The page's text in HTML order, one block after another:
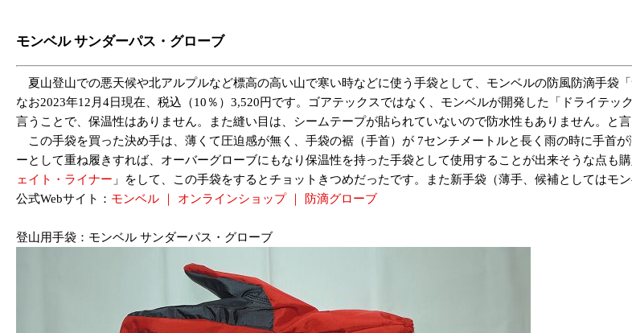
モンベル サンダーパス・グローブ
夏山登山での悪天候や北アルプルなど標高の高い山で寒い時などに使う手袋として、モンベルの防風防滴手袋
なお2023年12月4日現在、税込（10％）3,520円です。ゴアテックスではなく、モンベルが開発した「ドライテ
言うことで、保温性はありません。また縫い目は、シームテープが貼られていないので防水性もありません。と
この手袋を買った決め手は、薄くて圧迫感が無く、手袋の裾（手首）が 7センチメートルと長く雨の時に手首
ーとして重ね履きすれば、オーバーグローブにもなり保温性を持った手袋として使用することが出来そうな点も
ェイト・ライナー 」をして、この手袋をするとチョットきつめだったです。また新手袋（薄手、候補としてはモ
公式Webサイト： モンベル ｜ オンラインショップ ｜ 防滴グローブ
登山用手袋：モンベル サンダーパス・グローブ